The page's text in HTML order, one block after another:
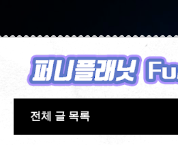
전체 글 목록